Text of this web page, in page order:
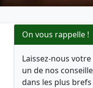
On vous rappelle !
Laissez-nous
un de nos
dans les plus brefs